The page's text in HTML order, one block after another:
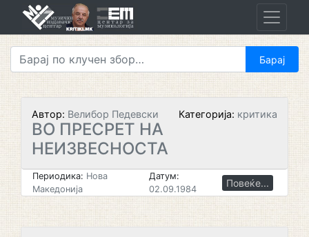
Автор: Велибор Педевски Категорија: критика
ВО ПРЕСРЕТ НА
НЕИЗВЕСНОСТА
Периодика: Нова
Македонија
Датум:
02.09.1984
Повеќе...